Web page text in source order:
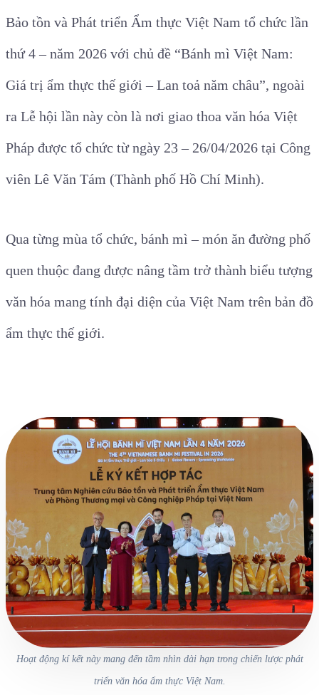
Bảo tồn và Phát triển Ẩm thực Việt Nam tổ chức lần
thứ 4 – năm 2026 với chủ đề “Bánh mì Việt Nam:
Giá trị ẩm thực thế giới – Lan toả năm châu”, ngoài
ra Lễ hội lần này còn là nơi giao thoa văn hóa Việt
Pháp được tổ chức từ ngày 23 – 26/04/2026 tại Công
viên Lê Văn Tám (Thành phố Hồ Chí Minh).
Qua từng mùa tổ chức, bánh mì – món ăn đường phố
quen thuộc đang được nâng tầm trở thành biểu tượng
văn hóa mang tính đại diện của Việt Nam trên bản đồ
ẩm thực thế giới.
Hoạt động kí kết này mang đến tầm nhìn dài hạn trong chiến lược phát
triển văn hóa ẩm thực Việt Nam.